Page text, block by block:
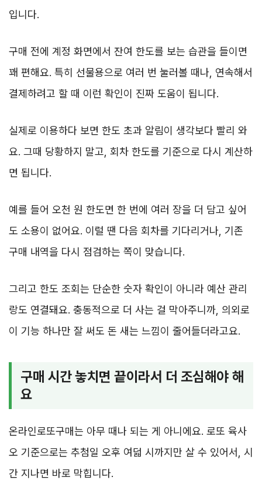
입니다.
구매 전에 계정 화면에서 잔여 한도를 보는 습관을 들이면
꽤 편해요. 특히 선물용으로 여러 번 눌러볼 때나, 연속해서
결제하려고 할 때 이런 확인이 진짜 도움이 됩니다.
실제로 이용하다 보면 한도 초과 알림이 생각보다 빨리 와
요. 그때 당황하지 말고, 회차 한도를 기준으로 다시 계산하
면 됩니다.
예를 들어 오천 원 한도면 한 번에 여러 장을 더 담고 싶어
도 소용이 없어요. 이럴 땐 다음 회차를 기다리거나, 기존
구매 내역을 다시 점검하는 쪽이 맞습니다.
그리고 한도 조회는 단순한 숫자 확인이 아니라 예산 관리
랑도 연결돼요. 충동적으로 더 사는 걸 막아주니까, 의외로
이 기능 하나만 잘 써도 돈 새는 느낌이 줄어들더라고요.
구매 시간 놓치면 끝이라서 더 조심해야 해
요
온라인로또구매는 아무 때나 되는 게 아니에요. 로또 육사
오 기준으로는 추첨일 오후 여덟 시까지만 살 수 있어서, 시
간 지나면 바로 막힙니다.